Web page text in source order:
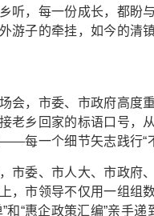
听，每一份成长，都盼
游子的牵挂，如今的清
，市委、市政府高度重
老乡回家的标语口号，
每一个细节矢志践行“
委、市人大、市政府、
，市领导不仅用一组组
和“惠企政策汇编”亲手递